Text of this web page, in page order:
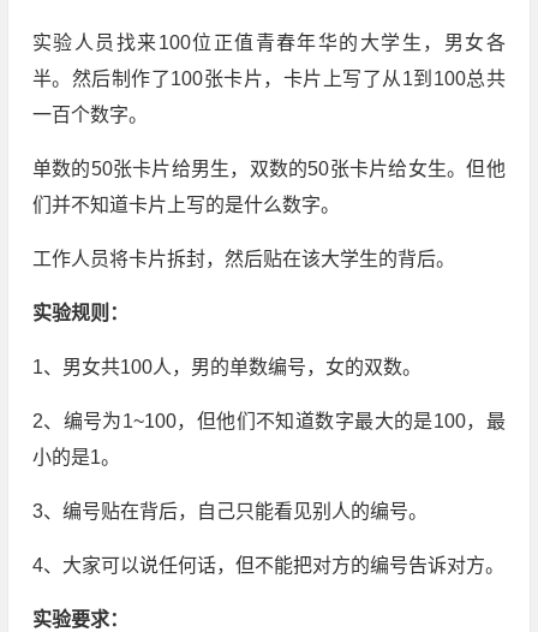
实验人员找来100位正值青春年华的大学生，男女各
半。然后制作了100张卡片，卡片上写了从1到100总共
一百个数字。
单数的50张卡片给男生，双数的50张卡片给女生。但他
们并不知道卡片上写的是什么数字。
工作人员将卡片拆封，然后贴在该大学生的背后。
实验规则：
1、男女共100人，男的单数编号，女的双数。
2、编号为1~100，但他们不知道数字最大的是100，最
小的是1。
3、编号贴在背后，自己只能看见别人的编号。
4、大家可以说任何话，但不能把对方的编号告诉对方。
实验要求：